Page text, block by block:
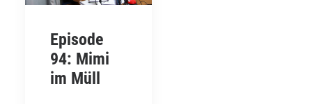
Episode
94: Mimi
im Müll